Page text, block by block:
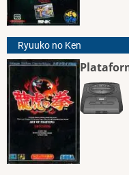
Ryuuko no Ken